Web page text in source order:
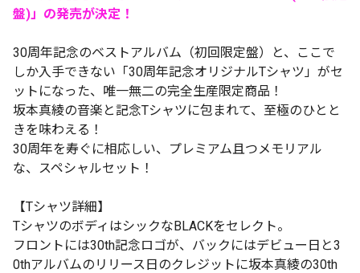
盤)」の発売が決定！
30周年記念のベストアルバム（初回限定盤）と、ここで
しか入手できない「30周年記念オリジナルTシャツ」がセ
ットになった、唯一無二の完全生産限定商品！
坂本真綾の音楽と記念Tシャツに包まれて、至極のひとと
きを味わえる！
30周年を寿ぐに相応しい、プレミアム且つメモリアル
な、スペシャルセット！
【Tシャツ詳細】
TシャツのボディはシックなBLACKをセレクト。
フロントには30th記念ロゴが、バックにはデビュー日と3
0thアルバムのリリース日のクレジットに坂本真綾の30th